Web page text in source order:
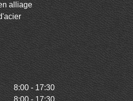
alliage
8:00 - 17:30
8:00 - 17:30